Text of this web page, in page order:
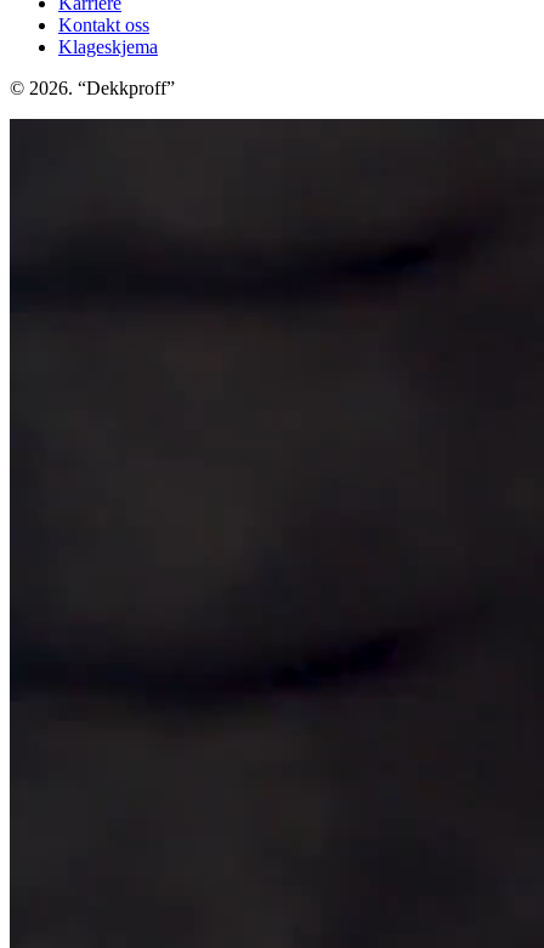
Kontakt oss
Klageskjema
© 2026. “Dekkproff”